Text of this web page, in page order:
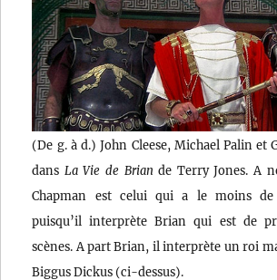
(De g. à d.) John Cleese, Michael Palin et
dans La Vie de Brian de Terry Jones. A
Chapman est celui qui a le moins
puisqu’il interprète Brian qui est de
scènes. A part Brian, il interprète un roi
Biggus Dickus (ci-dessus).